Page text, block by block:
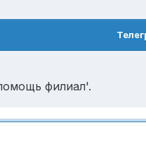
филиал'.